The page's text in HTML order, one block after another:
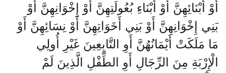
أَوْ أَبْنَائِهِنَّ أَوْ أَبْنَاءِ بُعُولَتِهِنَّ أَوْ إِخْوَانِهِنَّ أَوْ
بَنِي إِخْوَانِهِنَّ أَوْ بَنِي أَخَوَاتِهِنَّ أَوْ نِسَائِهِنَّ أَوْ
مَا مَلَكَتْ أَيْمَانُهُنَّ أَوِ التَّابِعِينَ غَيْرِ أُولِي
الْإِرْبَةِ مِنَ الرِّجَالِ أَوِ الطِّفْلِ الَّذِينَ لَمْ